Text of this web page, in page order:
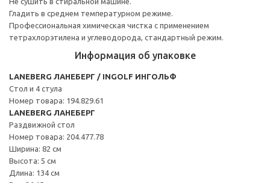
Гладить в среднем температурном режиме.
Профессиональная химическая чистка с применением
тетрахлорэтилена и углеводорода, стандартный режим.
Информация об упаковке
LANEBERG ЛАНЕБЕРГ / INGOLF ИНГОЛЬФ
Стол и 4 стула
Номер товара: 194.829.61
LANEBERG ЛАНЕБЕРГ
Раздвижной стол
Номер товара: 204.477.78
Ширина: 82 см
Высота: 5 см
Длина: 134 см